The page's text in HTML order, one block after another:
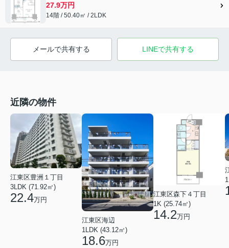
27.9万円
14階 / 50.40㎡ / 2LDK
メールで共有する LINEで共有する
近隣の物件
江東区豊洲１丁目
3LDK (71.92㎡)
22.4万円
江東区海辺
1LDK (43.12㎡)
18.6万円
江東区森下４丁目
1K (25.74㎡)
14.2万円